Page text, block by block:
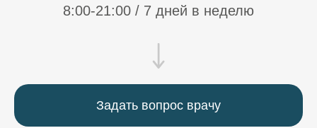
8:00-21:00 / 7 дней в неделю
Задать вопрос врачу